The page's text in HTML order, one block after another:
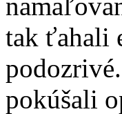
tak ťahali
pokúšali